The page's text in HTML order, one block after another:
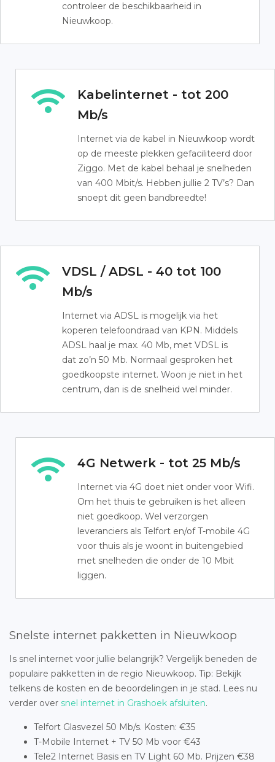
controleer de beschikbaarheid in
Nieuwkoop.
Kabelinternet - tot 200
Mb/s
Internet via de kabel in Nieuwkoop wordt
op de meeste plekken gefaciliteerd door
Ziggo. Met de kabel behaal je snelheden
van 400 Mbit/s. Hebben jullie 2 TV’s? Dan
snoept dit geen bandbreedte!
VDSL / ADSL - 40 tot 100
Mb/s
Internet via ADSL is mogelijk via het
koperen telefoondraad van KPN. Middels
ADSL haal je max. 40 Mb, met VDSL is
dat zo’n 50 Mb. Normaal gesproken het
goedkoopste internet. Woon je niet in het
centrum, dan is de snelheid wel minder.
4G Netwerk - tot 25 Mb/s
Internet via 4G doet niet onder voor Wifi.
Om het thuis te gebruiken is het alleen
niet goedkoop. Wel verzorgen
leveranciers als Telfort en/of T-mobile 4G
voor thuis als je woont in buitengebied
met snelheden die onder de 10 Mbit
liggen.
Snelste internet pakketten in Nieuwkoop
Is snel internet voor jullie belangrijk? Vergelijk beneden de
populaire pakketten in de regio Nieuwkoop. Tip: Bekijk
telkens de kosten en de beoordelingen in je stad. Lees nu
verder over snel internet in Grashoek afsluiten.
Telfort Glasvezel 50 Mb/s. Kosten: €35
T-Mobile Internet + TV 50 Mb voor €43
Tele2 Internet Basis en TV Light 60 Mb. Prijzen €38